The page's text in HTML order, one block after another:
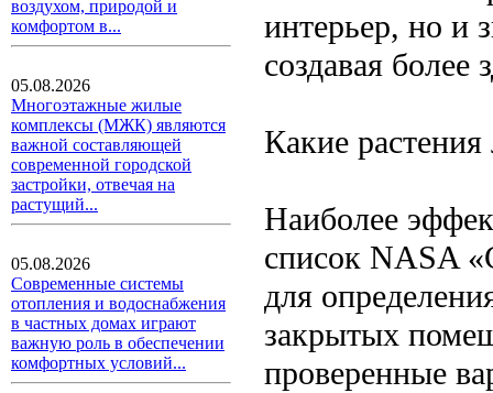
воздухом, природой и
комфортом в...
05.08.2026
Многоэтажные жилые
комплексы (МЖК) являются
важной составляющей
современной городской
застройки, отвечая на
растущий...
05.08.2026
Современные системы
отопления и водоснабжения
в частных домах играют
важную роль в обеспечении
комфортных условий...
интерьер, но и
создавая
Какие
Наиболее
список NASA
для
закрытых
проверенные